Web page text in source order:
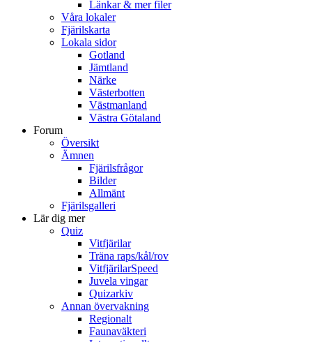
Länkar & mer filer
Våra lokaler
Fjärilskarta
Lokala sidor
Gotland
Jämtland
Närke
Västerbotten
Västmanland
Västra Götaland
Forum
Översikt
Ämnen
Fjärilsfrågor
Bilder
Allmänt
Fjärilsgalleri
Lär dig mer
Quiz
Vitfjärilar
Träna raps/kål/rov
VitfjärilarSpeed
Juvela vingar
Quizarkiv
Annan övervakning
Regionalt
Faunaväkteri